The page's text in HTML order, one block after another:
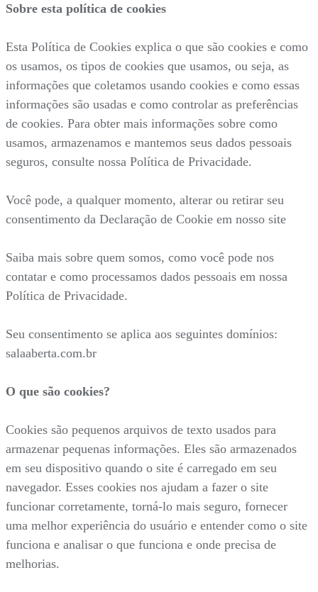
Sobre esta política de cookies
Esta Política de Cookies explica o que são cookies e como
os usamos, os tipos de cookies que usamos, ou seja, as
informações que coletamos usando cookies e como essas
informações são usadas e como controlar as preferências
de cookies. Para obter mais informações sobre como
usamos, armazenamos e mantemos seus dados pessoais
seguros, consulte nossa Política de Privacidade.
Você pode, a qualquer momento, alterar ou retirar seu
consentimento da Declaração de Cookie em nosso site
Saiba mais sobre quem somos, como você pode nos
contatar e como processamos dados pessoais em nossa
Política de Privacidade.
Seu consentimento se aplica aos seguintes domínios:
salaaberta.com.br
O que são cookies?
Cookies são pequenos arquivos de texto usados para
armazenar pequenas informações. Eles são armazenados
em seu dispositivo quando o site é carregado em seu
navegador. Esses cookies nos ajudam a fazer o site
funcionar corretamente, torná-lo mais seguro, fornecer
uma melhor experiência do usuário e entender como o site
funciona e analisar o que funciona e onde precisa de
melhorias.